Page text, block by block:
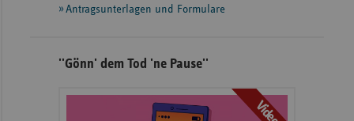
Antragsunterlagen und Formulare
''Gönn' dem Tod 'ne Pause''
Video